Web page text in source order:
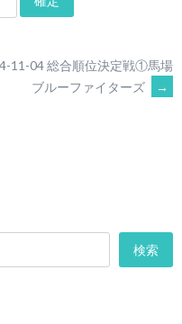
11-04 総合順位決定戦①馬場
ブルーファイターズ
→
検索